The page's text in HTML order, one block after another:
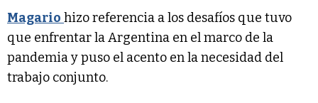
Magario hizo referencia a los desafíos que tuvo
que enfrentar la Argentina en el marco de la
pandemia y puso el acento en la necesidad del
trabajo conjunto.